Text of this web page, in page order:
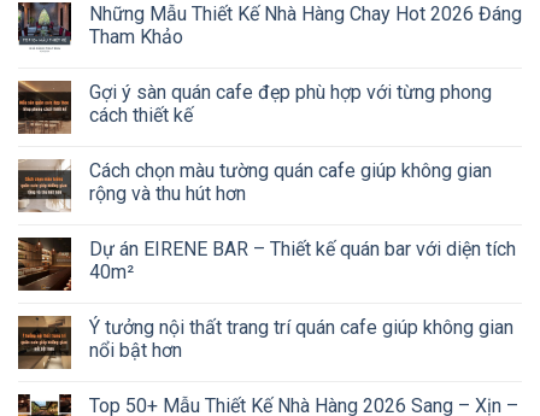
Những Mẫu Thiết Kế Nhà Hàng Chay Hot 2026 Đáng
Tham Khảo
Gợi ý sàn quán cafe đẹp phù hợp với từng phong
cách thiết kế
Cách chọn màu tường quán cafe giúp không gian
rộng và thu hút hơn
Dự án EIRENE BAR – Thiết kế quán bar với diện tích
40m²
Ý tưởng nội thất trang trí quán cafe giúp không gian
nổi bật hơn
Top 50+ Mẫu Thiết Kế Nhà Hàng 2026 Sang – Xịn –